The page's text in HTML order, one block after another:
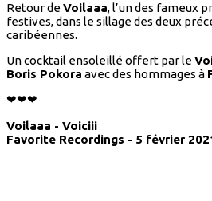
Retour deVoilaaa, l’un des fameux
festives, dans le sillage des deux
caribéennes.
Un cocktail ensoleillé offert par le
Boris Pokora avec des hommages à
❤❤❤
Voilaaa - Voiciii
Favorite Recordings - 5 février